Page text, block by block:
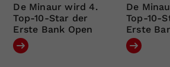
De Minaur wird 4.
Top-10-Star der
Erste Bank Open
De
Top-10-
Erste